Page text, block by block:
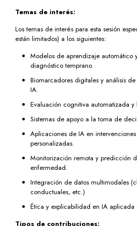
Temas de interés:
Los temas de interés para esta sesión
están limitados) a los siguientes:
Modelos de aprendizaje automático
diagnóstico temprano.
Biomarcadores digitales y análisis
IA.
Evaluación cognitiva automatizada y
Sistemas de apoyo a la toma de
Aplicaciones de IA en
personalizadas.
Monitorización remota y predicción
enfermedad.
Integración de datos multimodales
conductuales, etc.)
Ética y explicabilidad en IA
Tipos de contribuciones: